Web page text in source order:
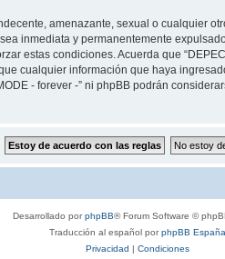
amenazante, sexual o cualquier
inmediata y permanentemente
estas condiciones. Acuerda que
cualquier información que haya
- forever -” ni phpBB podrán
Desarrollado porphpBB® Forum Software ©
Traducción al español porphpBB España
Privacidad | Condiciones